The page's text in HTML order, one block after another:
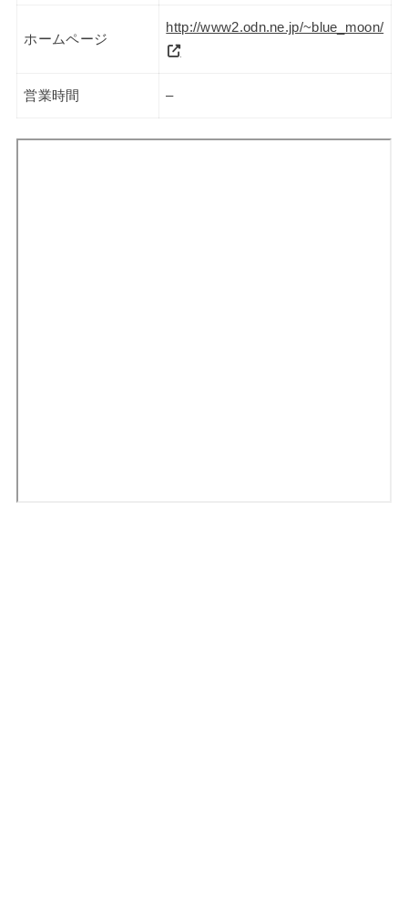
ホームページ
http://www2.odn.ne.jp/~blue_moon/
営業時間 –